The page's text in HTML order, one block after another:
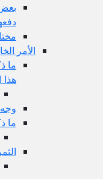
الأمر
ما
ما